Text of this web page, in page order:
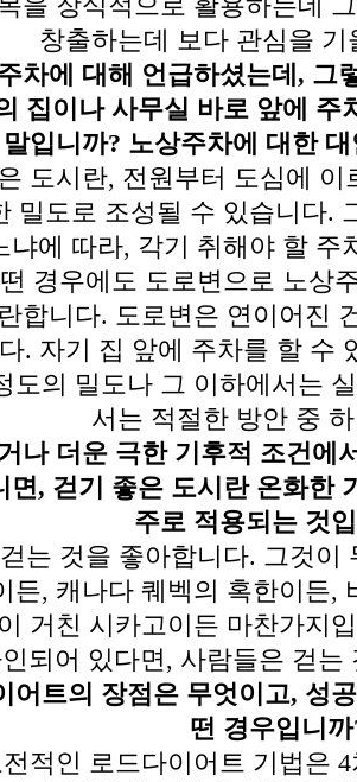
을 장식적으로 활용하는데
창출하는데 보다 관심을 기
차에 대해 언급하셨는데 , 그
집이나 사무실 바로 앞에 주
말입니까? 노상주차에 대한
도시란, 전원부터 도심에 이
밀도로 조성될 수 있습니다.
냐에 따라, 각기 취해야 할 주
경우에도 도로변으로 노상
합니다. 도로변은 연이어진
. 자기 집 앞에 주차를 할 수
도의 밀도나 그 이하에서는
서는 적절한 방안 중
나 더운 극한 기후적 조건에
면, 걷기 좋은 도시란 온화한
주로 적용되는 것
는 것을 좋아합니다. 그것이
든, 캐나다 퀘벡의 혹한이든,
거친 시카고이든 마찬가지
되어 있다면, 사람들은 걷는
어트의 장점은 무엇이고, 성
떤 경우입니까
적인 로드다이어트 기법은 4